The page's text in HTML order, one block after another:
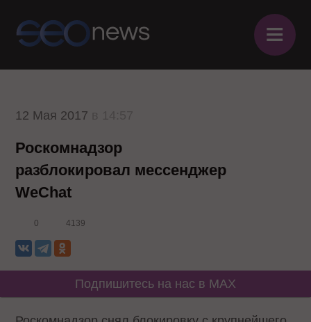
≡
12 Мая 2017
Роскомнадзор
разблокировал мессенджер
WeChat
0 4139
Подпишитесь на нас в MAX